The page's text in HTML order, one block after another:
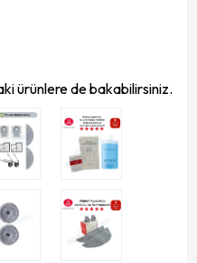
ürünlere de bakabilirsiniz.